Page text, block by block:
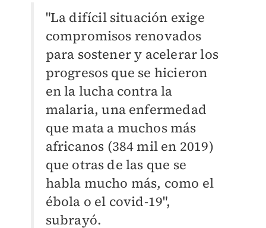
"La difícil situación exige
compromisos renovados
para sostener y acelerar los
progresos que se hicieron
en la lucha contra la
malaria, una enfermedad
que mata a muchos más
africanos (384 mil en 2019)
que otras de las que se
habla mucho más, como el
ébola o el covid-19",
subrayó.